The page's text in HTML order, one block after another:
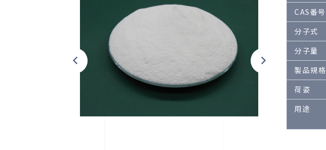
CAS番号
分子式
分子量
製品規格
荷姿
用途